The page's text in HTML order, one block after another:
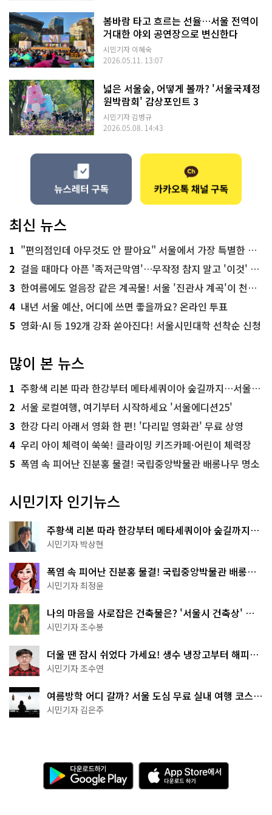
봄바람 타고 흐르는 선율…서울 전역이
거대한 야외 공연장으로 변신한다
시민기자 이혜숙
2026.05.11. 13:07
넓은 서울숲, 어떻게 볼까? '서울국제정
원박람회' 감상포인트 3
시민기자 김병규
2026.05.08. 14:43
최신 뉴스
1 "편의점인데 아무것도 안 팔아요" 서울에서 가장 특별한 편의점의 정체
2 걸을 때마다 아픈 '족저근막염'…무작정 참지 말고 '이것' 해보세요!
3 한여름에도 얼음장 같은 계곡물! 서울 '진관사 계곡'이 천국이네~
4 내년 서울 예산, 어디에 쓰면 좋을까요? 온라인 투표
5 영화·AI 등 192개 강좌 쏟아진다! 서울시민대학 선착순 신청
많이 본 뉴스
1 주황색 리본 따라 한강부터 메타세쿼이아 숲길까지…서울둘레길 15코스
2 서울 로컬여행, 여기부터 시작하세요 '서울에디션25'
3 한강 다리 아래서 영화 한 편! '다리밑 영화관' 무료 상영
4 우리 아이 체력이 쑥쑥! 클라이밍 키즈카페·어린이 체력장
5 폭염 속 피어난 진분홍 물결! 국립중앙박물관 배롱나무 명소
시민기자 인기뉴스
주황색 리본 따라 한강부터 메타세쿼이아 숲길까지…
서울둘레길 15코스
시민기자 박상현
폭염 속 피어난 진분홍 물결! 국립중앙박물관 배롱나
무 명소
시민기자 최정윤
나의 마음을 사로잡은 건축물은? '서울시 건축상' 수
상작 공개!
시민기자 조수봉
더울 땐 잠시 쉬었다 가세요! 생수 냉장고부터 해피소
·무더위쉼터까지
시민기자 조수연
여름방학 어디 갈까? 서울 도심 무료 실내 여행 코스
추천
시민기자 김은주
다
운
로
A
p
p